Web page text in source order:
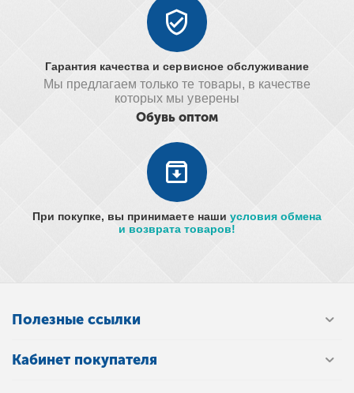
Гарантия качества и сервисное обслуживание
Мы предлагаем только те товары, в качестве
которых мы уверены
Обувь оптом
При покупке, вы принимаете наши условия обмена
и возврата товаров!
Полезные ссылки
Кабинет покупателя